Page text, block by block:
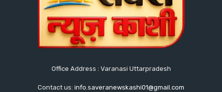
Office Address : Varanasi Uttarpradesh
Contact us: info.saveranewskashi01@gmail.com